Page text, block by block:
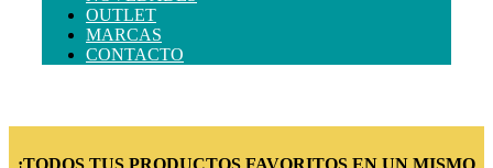
OUTLET
MARCAS
CONTACTO
¡TODOS TUS PRODUCTOS FAVORITOS EN UN MISMO